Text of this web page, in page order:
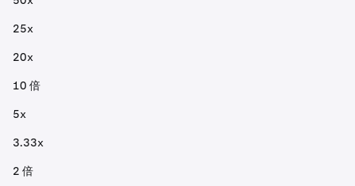
25x
20x
10 倍
5x
3.33x
2 倍